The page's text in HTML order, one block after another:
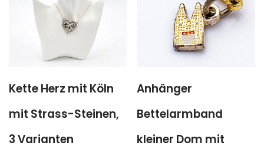
Kette Herz mit Köln
mit Strass-Steinen,
3 Varianten
Anhänger
Bettelarmband
kleiner Dom mit